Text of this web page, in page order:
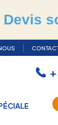
24h